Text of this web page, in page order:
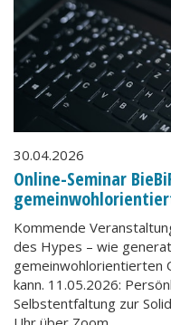
30.04.2026
Online-Seminar
Kommende
des Hypes – wie
gemeinwohlorientierten
kann. 11.05.2026:
Selbstentfaltung zur